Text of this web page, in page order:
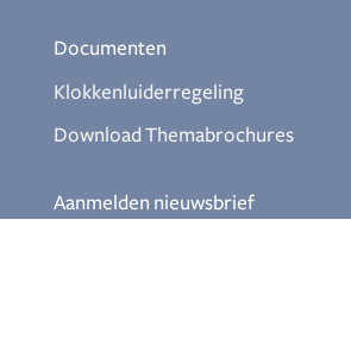
Documenten
Klokkenluiderregeling
Download Themabrochures
Aanmelden nieuwsbrief